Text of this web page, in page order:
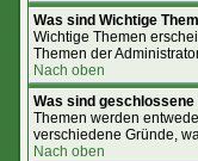
Was sind Wichtige
Wichtige Themen
Themen der
Nach oben
Was sind geschlossene
Themen werden
verschiedene Gründe,
Nach oben